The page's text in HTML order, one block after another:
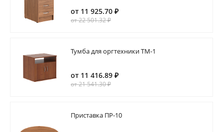
от 11 925.70 ₽
от 22 501.32 ₽
Тумба для оргтехники ТМ-1
от 11 416.89 ₽
от 21 541.30 ₽
Приставка ПР-10